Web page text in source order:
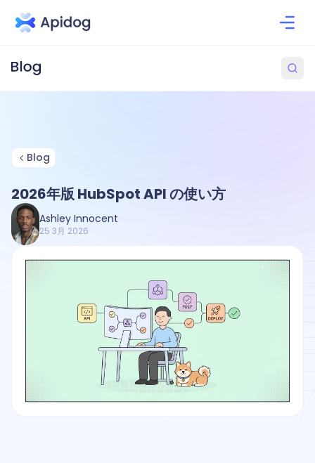
Blog
2026年版 HubSpot API の使い方
Ashley Innocent
25 3月 2026